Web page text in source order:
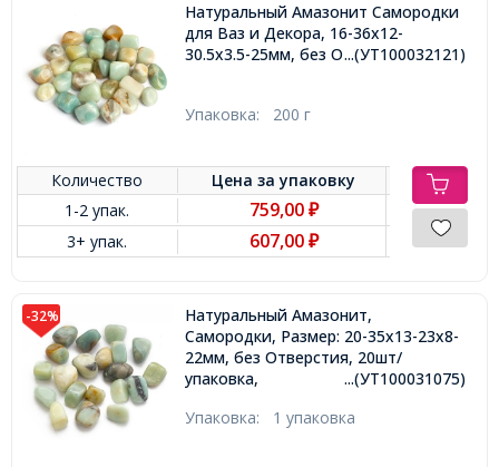
Натуральный Амазонит Самородки
для Ваз и Декора, 16-36x12-
30.5x3.5-25мм, без Отверстия,
...(УТ100032121)
Упаковка: 200 г
Количество Цена заупаковку
1-2 упак.
759,00 ₽
3+ упак. 607,00 ₽
-32%
Натуральный Амазонит,
Самородки, Размер: 20-35х13-23х8-
22мм, без Отверстия, 20шт/
упаковка,
...(УТ100031075)
Упаковка: 1 упаковка